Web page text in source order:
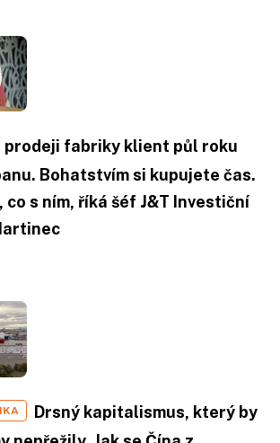
prodeji fabriky klient půl roku
Bohatstvím si kupujete čas.
co s ním, říká šéf J&T Investiční
Drsný kapitalismus, který by